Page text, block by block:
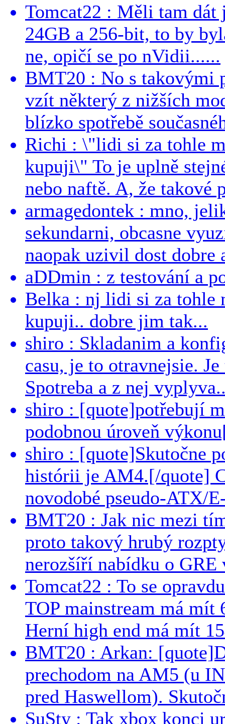
Tomcat22 : Měli tam dát
24GB a 256-bit, to by
ne, opičí se po nVidii......
BMT20 : No s takovými
vzít některý z nižších
blízko spotřebě
Richi : \"lidi si za tohle
kupuji\" To je uplně
nebo naftě. A, že takové
armagedontek : mno,
sekundarni, obcasne
naopak uzivil dost dobre
aDDmin : z testování a
Belka : nj lidi si za tohle
kupuji.. dobre jim tak...
shiro : Skladanim a
casu, je to otravnejsie.
Spotreba a z nej
shiro : [quote]potřebují
podobnou úroveň
shiro : [quote]Skutočne
histórii je AM4.[/quote]
novodobé pseudo-ATX/
BMT20 : Jak nic mezi
proto takový hrubý
nerozšíří nabídku o GRE
Tomcat22 : To se
TOP mainstream má
Herní high end má mít
BMT20 : Arkan:
prechodom na AM5 (u
pred Haswellom).
SuSty : Tak xbox konci